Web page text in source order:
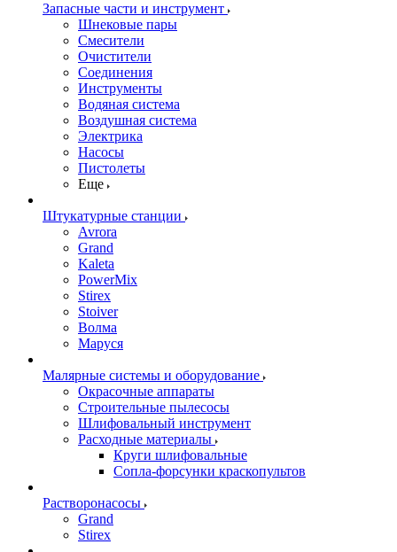
Запасные части и инструмент
Шнековые пары
Смесители
Очистители
Соединения
Инструменты
Водяная система
Воздушная система
Электрика
Насосы
Пистолеты
Еще
Штукатурные станции
Avrora
Grand
Kaleta
PowerMix
Stirex
Stoiver
Волма
Маруся
Малярные системы и оборудование
Окрасочные аппараты
Строительные пылесосы
Шлифовальный инструмент
Расходные материалы
Круги шлифовальные
Сопла-форсунки краскопультов
Растворонасосы
Grand
Stirex